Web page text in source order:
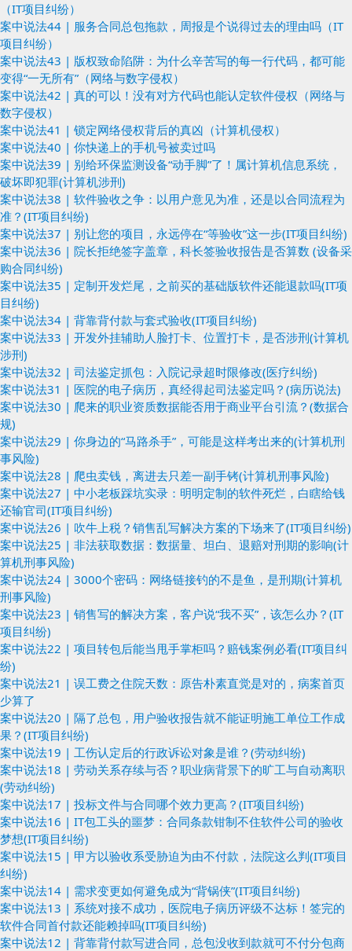
（IT项目纠纷）
案中说法44 | 服务合同总包拖款，周报是个说得过去的理由吗（IT
项目纠纷）
案中说法43 | 版权致命陷阱：为什么辛苦写的每一行代码，都可能
变得“一无所有”（网络与数字侵权）
案中说法42 | 真的可以！没有对方代码也能认定软件侵权（网络与
数字侵权）
案中说法41 | 锁定网络侵权背后的真凶（计算机侵权）
案中说法40 | 你快递上的手机号被卖过吗
案中说法39 | 别给环保监测设备“动手脚”了！属计算机信息系统，
破坏即犯罪(计算机涉刑)
案中说法38 | 软件验收之争：以用户意见为准，还是以合同流程为
准？(IT项目纠纷)
案中说法37 | 别让您的项目，永远停在“等验收”这一步(IT项目纠纷)
案中说法36 | 院长拒绝签字盖章，科长签验收报告是否算数 (设备采
购合同纠纷)
案中说法35 | 定制开发烂尾，之前买的基础版软件还能退款吗(IT项
目纠纷)
案中说法34 | 背靠背付款与套式验收(IT项目纠纷)
案中说法33 | 开发外挂辅助人脸打卡、位置打卡，是否涉刑(计算机
涉刑)
案中说法32 | 司法鉴定抓包：入院记录超时限修改(医疗纠纷)
案中说法31 | 医院的电子病历，真经得起司法鉴定吗？(病历说法)
案中说法30 | 爬来的职业资质数据能否用于商业平台引流？(数据合
规)
案中说法29 | 你身边的“马路杀手”，可能是这样考出来的(计算机刑
事风险)
案中说法28 | 爬虫卖钱，离进去只差一副手铐(计算机刑事风险)
案中说法27 | 中小老板踩坑实录：明明定制的软件死烂，白瞎给钱
还输官司(IT项目纠纷)
案中说法26 | 吹牛上税？销售乱写解决方案的下场来了(IT项目纠纷)
案中说法25 | 非法获取数据：数据量、坦白、退赔对刑期的影响(计
算机刑事风险)
案中说法24 | 3000个密码：网络链接钓的不是鱼，是刑期(计算机
刑事风险)
案中说法23 | 销售写的解决方案，客户说“我不买”，该怎么办？(IT
项目纠纷)
案中说法22 | 项目转包后能当甩手掌柜吗？赔钱案例必看(IT项目纠
纷)
案中说法21 | 误工费之住院天数：原告朴素直觉是对的，病案首页
少算了
案中说法20 | 隔了总包，用户验收报告就不能证明施工单位工作成
果？(IT项目纠纷)
案中说法19 | 工伤认定后的行政诉讼对象是谁？(劳动纠纷)
案中说法18 | 劳动关系存续与否？职业病背景下的旷工与自动离职
(劳动纠纷)
案中说法17 | 投标文件与合同哪个效力更高？(IT项目纠纷)
案中说法16 | IT包工头的噩梦：合同条款钳制不住软件公司的验收
梦想(IT项目纠纷)
案中说法15 | 甲方以验收系受胁迫为由不付款，法院这么判(IT项目
纠纷)
案中说法14 | 需求变更如何避免成为“背锅侠”(IT项目纠纷)
案中说法13 | 系统对接不成功，医院电子病历评级不达标！签完的
软件合同首付款还能赖掉吗(IT项目纠纷)
案中说法12 | 背靠背付款写进合同，总包没收到款就可不付分包商